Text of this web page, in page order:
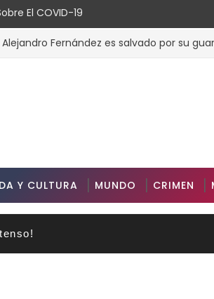
COVID-19
Fernández es salvado por su
Y CULTURA MUNDO CRIMEN